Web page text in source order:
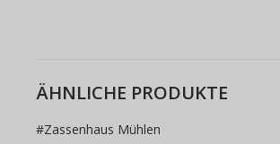
ÄHNLICHE PRODUKTE
#Zassenhaus Mühlen